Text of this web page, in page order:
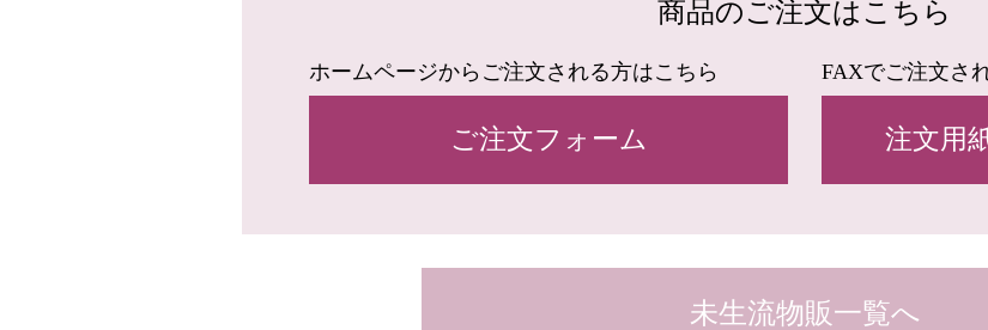
商品のご注文はこちら
ホームページからご注文される方はこちら
ご注文フォーム
FAXでご注文さ
注文用
未生流物販一覧へ